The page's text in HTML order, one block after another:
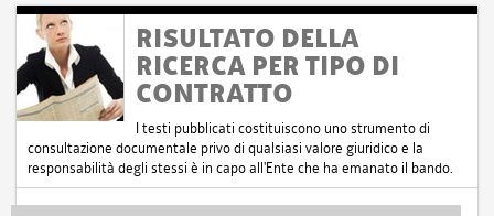
RISULTATO DELLA
RICERCA PER TIPO DI
CONTRATTO
I testi pubblicati costituiscono uno strumento di
consultazione documentale privo di qualsiasi valore giuridico e la
responsabilità degli stessi è in capo all'Ente che ha emanato il bando.